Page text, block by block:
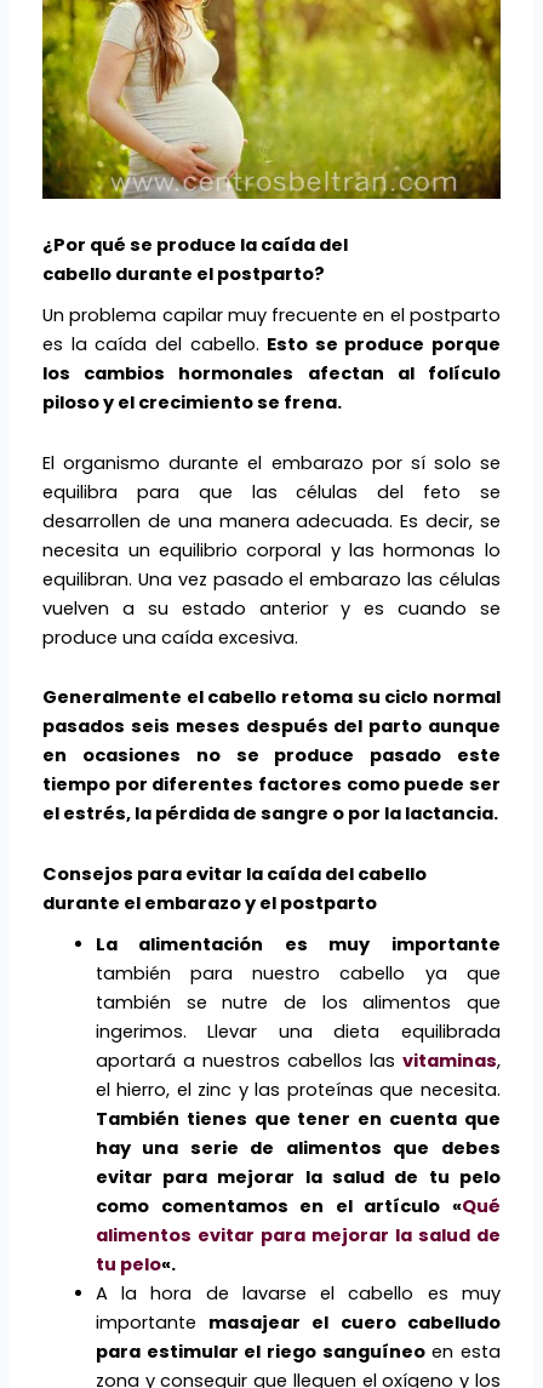
¿Por qué se produce la caída del
cabello durante el postparto?
Un problema capilar muy frecuente en el postparto
es la caída del cabello. Esto se produce porque
los cambios hormonales afectan al folículo
piloso y el crecimiento se frena.
El organismo durante el embarazo por sí solo se
equilibra para que las células del feto se
desarrollen de una manera adecuada. Es decir, se
necesita un equilibrio corporal y las hormonas lo
equilibran. Una vez pasado el embarazo las células
vuelven a su estado anterior y es cuando se
produce una caída excesiva.
Generalmente el cabello retoma su ciclo normal
pasados seis meses después del parto aunque
en ocasiones no se produce pasado este
tiempo por diferentes factores como puede ser
el estrés, la pérdida de sangre o por la lactancia.
Consejos para evitar la caída del cabello
durante el embarazo y el postparto
La alimentación es muy importante
también para nuestro cabello ya que
también se nutre de los alimentos que
ingerimos. Llevar una dieta equilibrada
aportará a nuestros cabellos las vitaminas,
el hierro, el zinc y las proteínas que necesita.
También tienes que tener en cuenta que
hay una serie de alimentos que debes
evitar para mejorar la salud de tu pelo
como comentamos en el artículo «Qué
alimentos evitar para mejorar la salud de
tu pelo«.
A la hora de lavarse el cabello es muy
importante masajear el cuero cabelludo
para estimular el riego sanguíneoen esta
zona y conseguir que lleguen el oxígeno y los